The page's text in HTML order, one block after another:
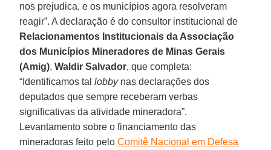
nos prejudica, e os municípios agora resolveram
reagir”. A declaração é do consultor institucional de
Relacionamentos Institucionais da Associação
dos Municípios Mineradores de Minas Gerais
(Amig),Waldir Salvador, que completa:
“Identificamos tallobbynas declarações dos
deputados que sempre receberam verbas
significativas da atividade mineradora”.
Levantamento sobre o financiamento das
mineradoras feito peloComitê Nacional em Defesa